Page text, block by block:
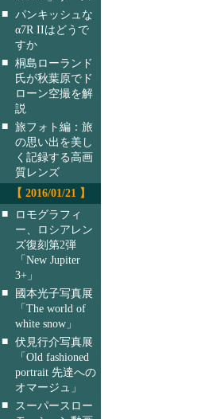
■ パンキッシュな
α7R IIはどうで
すか
■ 桐島ローランド
氏が秋葉原でド
ローン空撮を解
説
■ 旅フォト編：旅
の思い出を美し
く記録する高画
質レンズ
【 2016/01/21 】
■
ロモグラフィ
ー、ロシアレン
ズ復刻第2弾
「New Jupiter
3+」
■
國本光子写真展
「The world of
white snow」
■ 伏見行介写真展
「Old fashioned
portrait 先達への
オマージュ」
■
スーパースロー